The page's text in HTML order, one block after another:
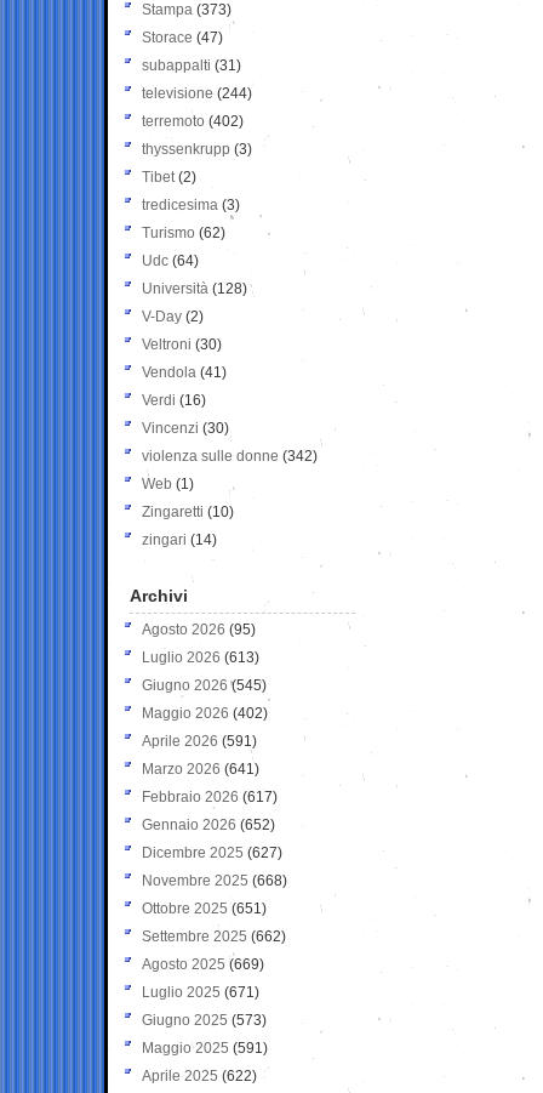
Stampa (373)
Storace (47)
subappalti (31)
televisione(244)
terremoto (402)
thyssenkrupp (3)
Tibet(2)
tredicesima (3)
Turismo (62)
Udc (64)
Università (128)
V-Day (2)
Veltroni (30)
Vendola (41)
Verdi (16)
Vincenzi (30)
violenza sulle donne (342)
Web (1)
Zingaretti (10)
zingari (14)
Archivi
Agosto 2026 (95)
Luglio 2026 (613)
Giugno 2026 (545)
Maggio 2026 (402)
Aprile 2026 (591)
Marzo 2026 (641)
Febbraio 2026 (617)
Gennaio 2026 (652)
Dicembre 2025 (627)
Novembre 2025 (668)
Ottobre 2025 (651)
Settembre 2025 (662)
Agosto 2025 (669)
Luglio 2025 (671)
Giugno 2025 (573)
Maggio 2025 (591)
Aprile 2025 (622)